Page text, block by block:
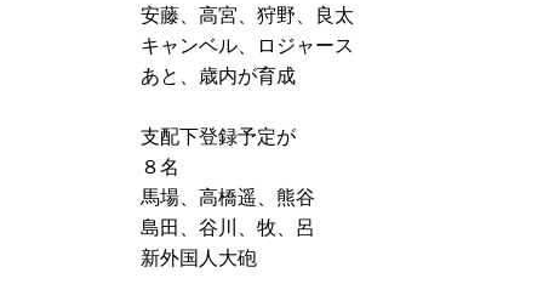
安藤、高宮、狩野、良太
キャンベル、ロジャース
あと、歳内が育成
支配下登録予定が
８名
馬場、高橋遥、熊谷
島田、谷川、牧、呂
新外国人大砲